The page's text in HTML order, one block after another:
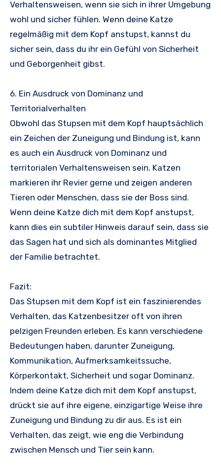
Verhaltensweisen, wenn sie sich in ihrer Umgebung
wohl und sicher fühlen. Wenn deine Katze
regelmäßig mit dem Kopf anstupst, kannst du
sicher sein, dass du ihr ein Gefühl von Sicherheit
und Geborgenheit gibst.
6. Ein Ausdruck von Dominanz und
Territorialverhalten
Obwohl das Stupsen mit dem Kopf hauptsächlich
ein Zeichen der Zuneigung und Bindung ist, kann
es auch ein Ausdruck von Dominanz und
territorialen Verhaltensweisen sein. Katzen
markieren ihr Revier gerne und zeigen anderen
Tieren oder Menschen, dass sie der Boss sind.
Wenn deine Katze dich mit dem Kopf anstupst,
kann dies ein subtiler Hinweis darauf sein, dass sie
das Sagen hat und sich als dominantes Mitglied
der Familie betrachtet.
Fazit:
Das Stupsen mit dem Kopf ist ein faszinierendes
Verhalten, das Katzenbesitzer oft von ihren
pelzigen Freunden erleben. Es kann verschiedene
Bedeutungen haben, darunter Zuneigung,
Kommunikation, Aufmerksamkeitssuche,
Körperkontakt, Sicherheit und sogar Dominanz.
Indem deine Katze dich mit dem Kopf anstupst,
drückt sie auf ihre eigene, einzigartige Weise ihre
Zuneigung und Bindung zu dir aus. Es ist ein
Verhalten, das zeigt, wie eng die Verbindung
zwischen Mensch und Tier sein kann.